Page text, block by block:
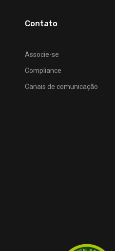
Contato
Associe-se
Compliance
Canais de comunicação